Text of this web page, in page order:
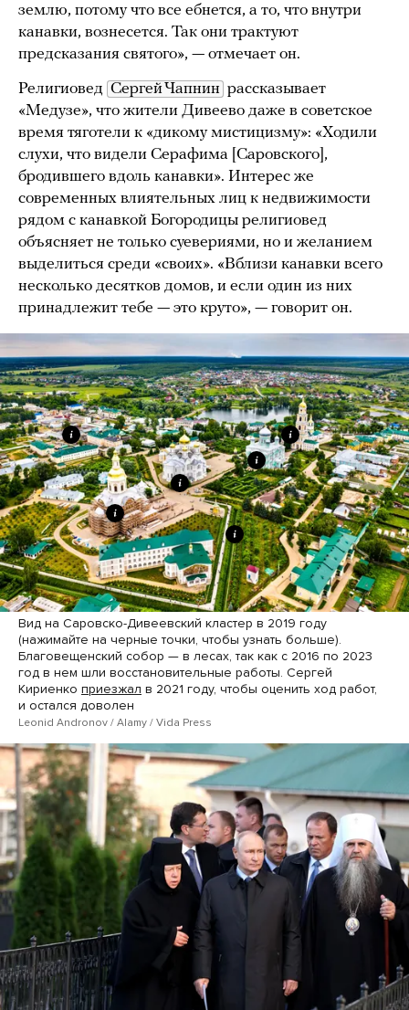
землю, потому что все ебнется, а то, что внутри
канавки, вознесется. Так они трактуют
предсказания святого», — отмечает он.
Религиовед Сергей Чапнин рассказывает
«Медузе», что жители Дивеево даже в советское
время тяготели к «дикому мистицизму»: «Ходили
слухи, что видели Серафима [Саровского],
бродившего вдоль канавки». Интерес же
современных влиятельных лиц к недвижимости
рядом с канавкой Богородицы религиовед
объясняет не только суевериями, но и желанием
выделиться среди «своих». «Вблизи канавки всего
несколько десятков домов, и если один из них
принадлежит тебе — это круто», — говорит он.
Вид на Саровско-Дивеевский кластер в 2019 году
(нажимайте на черные точки, чтобы узнать больше).
Благовещенский собор — в лесах, так как с 2016 по 2023
год в нем шли восстановительные работы. Сергей
Кириенко приезжал в 2021 году, чтобы оценить ход работ,
и остался доволен
Leonid Andronov / Alamy / Vida Press